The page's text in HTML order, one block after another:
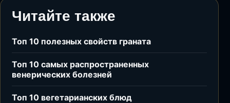
Читайте также
Топ 10 полезных свойств граната
Топ 10 самых распространенных
венерических болезней
Топ 10 вегетарианских блюд